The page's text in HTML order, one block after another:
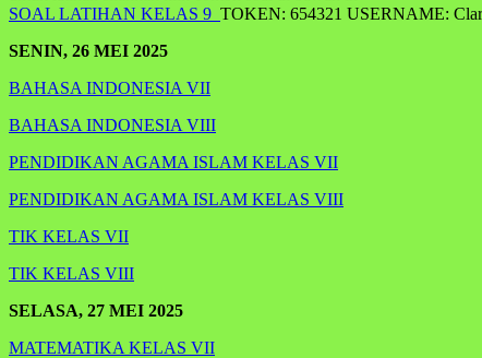
SOAL LATIHAN KELAS 9 TOKEN: 654321 USERNAME:
SENIN, 26 MEI 2025
BAHASA INDONESIA VII
BAHASA INDONESIA VIII
PENDIDIKAN AGAMA ISLAM KELAS VII
PENDIDIKAN AGAMA ISLAM KELAS VIII
TIK KELAS VII
TIK KELAS VIII
SELASA, 27 MEI 2025
MATEMATIKA KELAS VII